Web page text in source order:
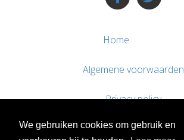
We gebruiken cookies om gebruik en
Home
Algemene voorwaarden
Privacy policy
Contact / Support